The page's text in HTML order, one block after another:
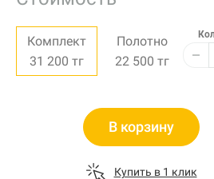
Комплект
31 200 тг
Полотно
22 500 тг
В корзину
Купить в 1 клик